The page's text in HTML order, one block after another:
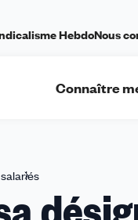
HebdoNous
Connaître